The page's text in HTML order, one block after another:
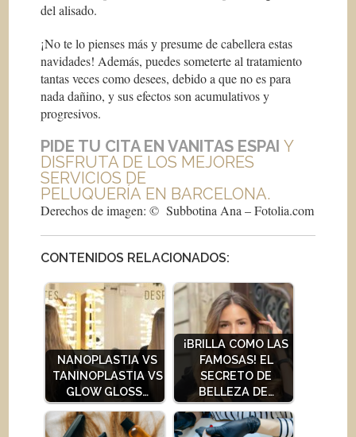
del alisado.
¡No te lo pienses más y presume de cabellera estas
navidades! Además, puedes someterte al tratamiento
tantas veces como desees, debido a que no es para
nada dañino, y sus efectos son acumulativos y
progresivos.
PIDE TU CITA EN VANITAS ESPAI Y
DISFRUTA DE LOS MEJORES
SERVICIOS DE
PELUQUERÍA EN BARCELONA.
Derechos de imagen: © Subbotina Ana – Fotolia.com
CONTENIDOS RELACIONADOS:
NANOPLASTIA VS
TANINOPLASTIA VS
GLOW GLOSS…
¡BRILLA COMO LAS
FAMOSAS! EL
SECRETO DE
BELLEZA DE…